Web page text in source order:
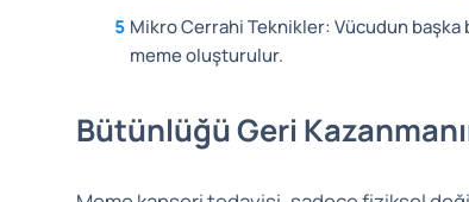
Mikro Cerrahi Teknikler: Vücudun
meme oluşturulur.
Bütünlüğü Geri